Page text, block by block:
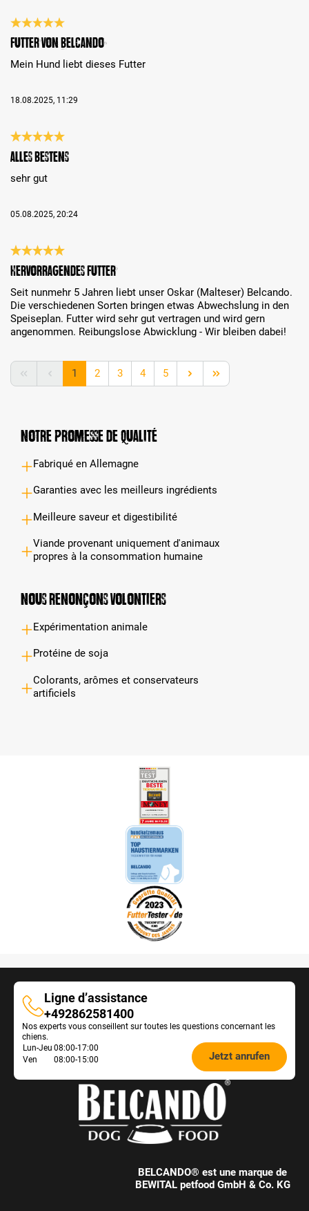
Évaluation avec une note de 5 sur 5 étoiles
Futter von Belcando
Mein Hund liebt dieses Futter
18.08.2025, 11:29
Évaluation avec une note de 5 sur 5 étoiles
alles bestens
sehr gut
05.08.2025, 20:24
Évaluation avec une note de 5 sur 5 étoiles
Hervorragendes Futter
Seit nunmehr 5 Jahren liebt unser Oskar (Malteser) Belcando.
Die verschiedenen Sorten bringen etwas Abwechslung in den
Speiseplan. Futter wird sehr gut vertragen und wird gern
angenommen. Reibungslose Abwicklung - Wir bleiben dabei!
Page
1 Page
2 Page
3 Page
4 Page
5
Notre promesse de qualité
Fabriqué en Allemagne
Garanties avec les meilleurs ingrédients
Meilleure saveur et digestibilité
Viande provenant uniquement d'animaux
propres à la consommation humaine
Nous renonçons volontiers
Expérimentation animale
Protéine de soja
Colorants, arômes et conservateurs
artificiels
Ligne d’assistance
Ligne
d’assistance
+492862581400
Nos experts vous conseillent sur toutes les questions concernant les
chiens.
Öffnungszeiten
Futterberatung:
Lun-Jeu 08:00-17:00
Ven
08:00-15:00 Jetzt anrufen
BELCANDO® est une marque de
BEWITAL petfood GmbH & Co. KG